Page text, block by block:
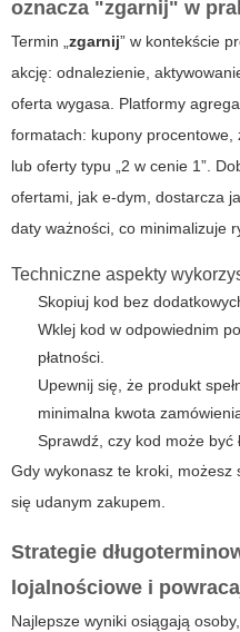
oznacza "zgarnij" w
Termin „zgarnij” w kontekście
akcję: odnalezienie,
oferta wygasa. Platformy
formatach: kupony procentowe,
lub oferty typu „2 w cenie 1”.
ofertami, jak e-dym, dostarcza
daty ważności, co minimalizuje
Techniczne aspekty
Skopiuj kod bez
Wklej kod w odpowiednim
płatności.
Upewnij się, że produkt
minimalna kwota
Sprawdź, czy kod może być
Gdy wykonasz te kroki, możesz
się udanym zakupem.
Strategie
lojalnościowe i
Najlepsze wyniki osiągają